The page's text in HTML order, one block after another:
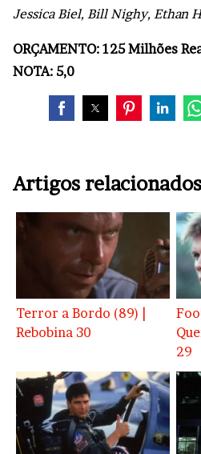
Jessica Biel, Bill Nighy, Ethan
ORÇAMENTO: 125 Milhões
NOTA: 5,0
Artigos relacionados
Terror a Bordo (89) |
Rebobina 30
29